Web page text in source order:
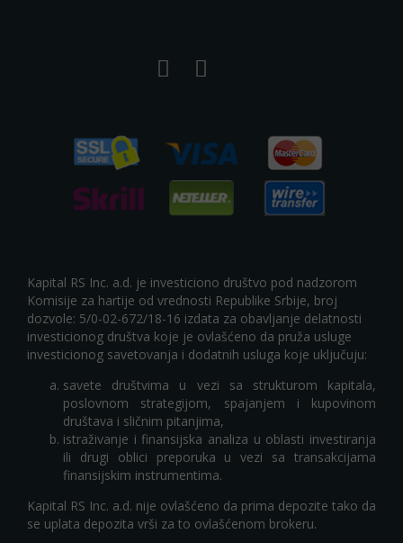
Kapital RS Inc. a.d. je investiciono društvo pod nadzorom
Komisije za hartije od vrednosti Republike Srbije, broj
dozvole: 5/0-02-672/18-16 izdata za obavljanje delatnosti
investicionog društva koje je ovlašćeno da pruža usluge
investicionog savetovanja i dodatnih usluga koje uključuju:
savete društvima u vezi sa strukturom kapitala,
poslovnom strategijom, spajanjem i kupovinom
društava i sličnim pitanjima,
istraživanje i finansijska analiza u oblasti investiranja
ili drugi oblici preporuka u vezi sa transakcijama
finansijskim instrumentima.
Kapital RS Inc. a.d. nije ovlašćeno da prima depozite tako da
se uplata depozita vrši za to ovlašćenom brokeru.